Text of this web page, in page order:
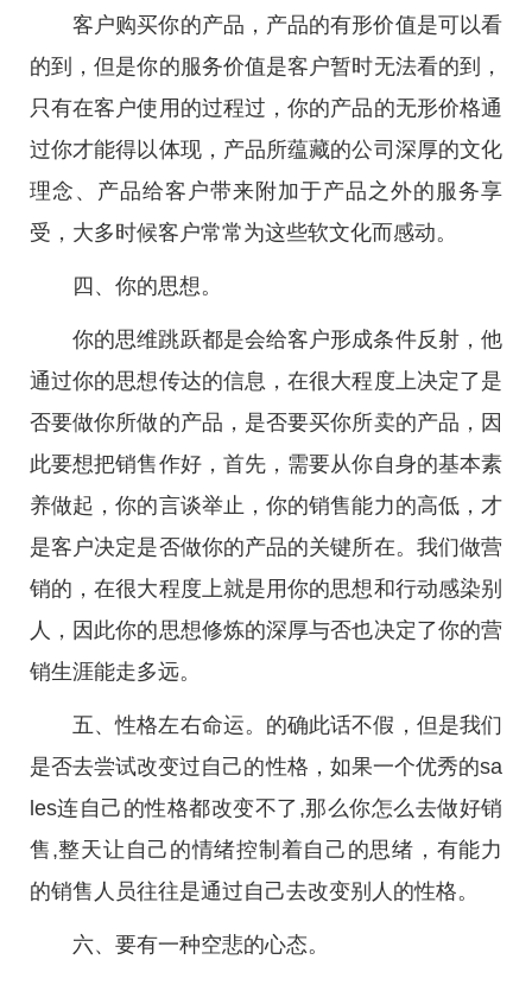
客户购买你的产品，产品的有形价值是可以看
的到，但是你的服务价值是客户暂时无法看的到，
只有在客户使用的过程过，你的产品的无形价格通
过你才能得以体现，产品所蕴藏的公司深厚的文化
理念、产品给客户带来附加于产品之外的服务享
受，大多时候客户常常为这些软文化而感动。
四、你的思想。
你的思维跳跃都是会给客户形成条件反射，他
通过你的思想传达的信息，在很大程度上决定了是
否要做你所做的产品，是否要买你所卖的产品，因
此要想把销售作好，首先，需要从你自身的基本素
养做起，你的言谈举止，你的销售能力的高低，才
是客户决定是否做你的产品的关键所在。我们做营
销的，在很大程度上就是用你的思想和行动感染别
人，因此你的思想修炼的深厚与否也决定了你的营
销生涯能走多远。
五、性格左右命运。的确此话不假，但是我们
是否去尝试改变过自己的性格，如果一个优秀的sa
les连自己的性格都改变不了,那么你怎么去做好销
售,整天让自己的情绪控制着自己的思绪，有能力
的销售人员往往是通过自己去改变别人的性格。
六、要有一种空悲的心态。